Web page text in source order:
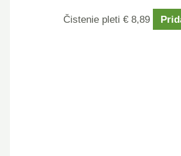
Čistenie pleti€ 8,89